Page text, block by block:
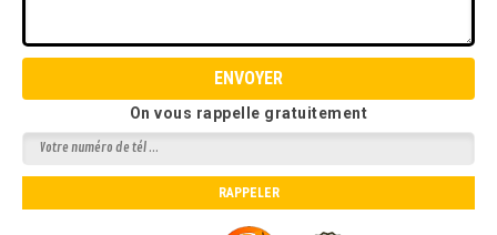
On vous rappelle gratuitement